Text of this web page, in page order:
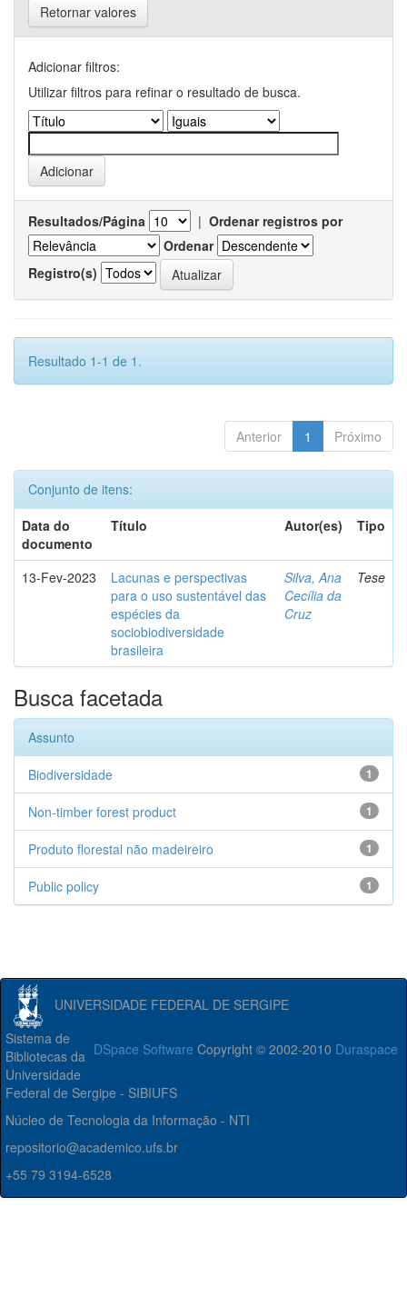
Retornar valores
Adicionar filtros:
Utilizar filtros para refinar o resultado de busca.
Resultados/Página | Ordenar registros por
Ordenar
Registro(s)
Resultado 1-1 de 1.
Anterior 1 Próximo
Conjunto de itens:
Data do
documento
Título Autor(es) Tipo
13-Fev-2023
Lacunas e perspectivas
para o uso sustentável das
espécies da
sociobiodiversidade
brasileira
Silva, Ana
Cecília da
Cruz
Tese
Busca facetada
Assunto
1
Biodiversidade
1
Non-timber forest product
1
Produto florestal não madeireiro
1
Public policy
UNIVERSIDADE FEDERAL DE SERGIPE
DSpace Software Copyright © 2002-2010 Duraspace
Sistema de
Bibliotecas da
Universidade
Federal de Sergipe - SIBIUFS
Núcleo de Tecnologia da Informação - NTI
repositorio@academico.ufs.br
+55 79 3194-6528